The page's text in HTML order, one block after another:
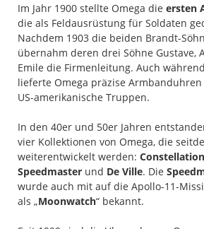
Im Jahr 1900 stellte Omega die ersten
die als Feldausrüstung für Soldaten
Nachdem 1903 die beiden Brandt-
übernahm deren drei Söhne Gustave,
Emile die Firmenleitung. Auch
lieferte Omega präzise
US-amerikanische Truppen.
In den 40er und 50er Jahren
vier Kollektionen von Omega, die
weiterentwickelt werden: Constellation
Speedmaster und De Ville. Die
wurde auch mit auf die Apollo-11-
als „Moonwatch“ bekannt.